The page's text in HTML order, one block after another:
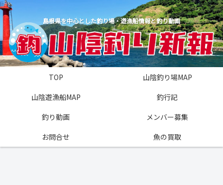
島根県を中心とした釣り場・遊漁船情報と釣り動画
TOP
山陰釣り場MAP
山陰遊漁船MAP
釣行記
釣り動画
メンバー募集
お問合せ
魚の買取